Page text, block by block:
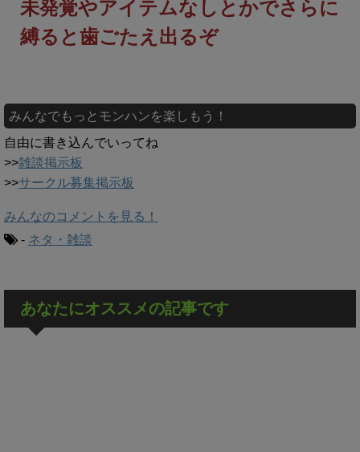
未発覚やアイテムなしとかでさらに
縛ると歯ごたえ出るぞ
みんなでもっとモンハンを楽しもう！
自由に書き込んでいってね
>>雑談掲示板
>>サークル募集掲示板
みんなのコメントを見る！
- ネタ・雑談
あなたにオススメの記事です